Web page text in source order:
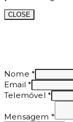
CLOSE
Nome *
Email*
Telemóvel *
Mensagem *